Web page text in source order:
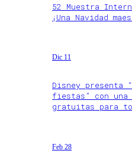
52 Muestra
¡Una Navidad
Dic 11
Disney presenta
fiestas” con
gratuitas para
Feb 28